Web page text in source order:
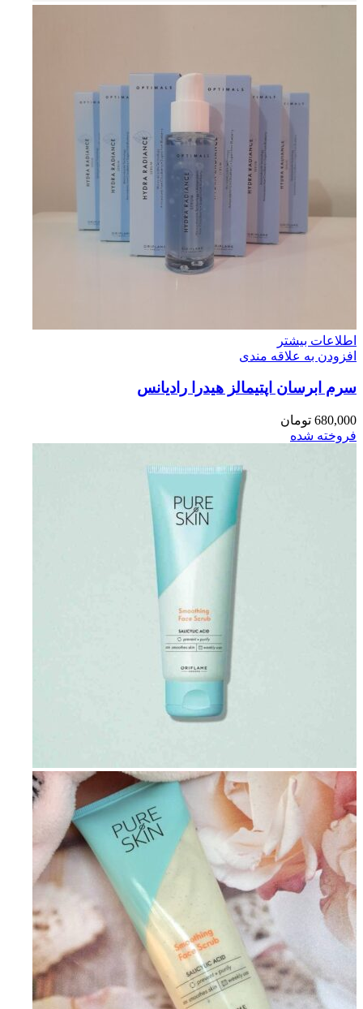
اطلاعات بیشتر
افزودن به علاقه مندی
سرم ابرسان اپتيمالز هيدرا راديانس
680,000 تومان
فروخته شده